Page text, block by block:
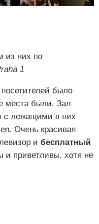
из них по
1
было
места были. Зал
с лежащими в них
Очень красивая
и бесплатный
приветливы, хотя не